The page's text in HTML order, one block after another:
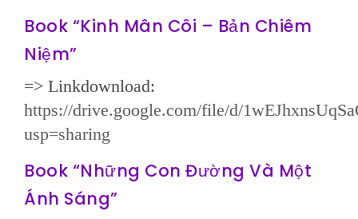
Book “Kinh Mân Côi – Bản Chiêm
Niệm”
=> Linkdownload:
https://drive.google.com/file/d/
usp=sharing
Book “Những Con Đường Và Một
Ánh Sáng”